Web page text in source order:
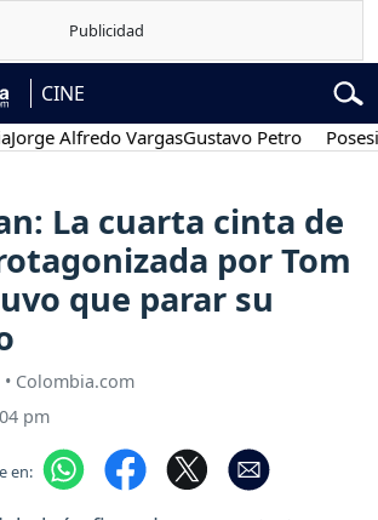
CINE
Alfredo VargasGustavo Petro Posesión
La cuarta cinta de
por Tom
que parar su
Colombia.com
pm
en: